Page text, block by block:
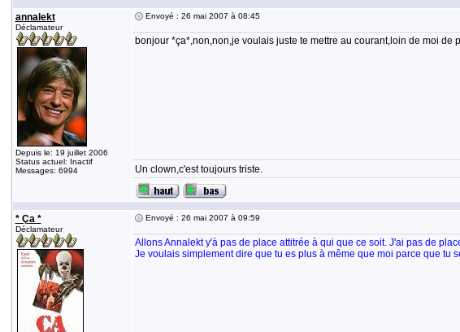
annalekt
Déclamateur
Depuis le: 19 juillet 2006
Status actuel: Inactif
Messages: 6994
Envoyé : 26 mai 2007 à 08:45
bonjour *ça*,non,non,je voulais juste te mettre au courant,loin de moi
Un clown,c'est toujours triste.
* Ça *
Déclamateur
Envoyé : 26 mai 2007 à 09:59
Allons Annalekt y'à pas de place attitrée à qui que ce soit. J'ai pas de
Je voulais simplement dire que tu es plus à même que moi parce que